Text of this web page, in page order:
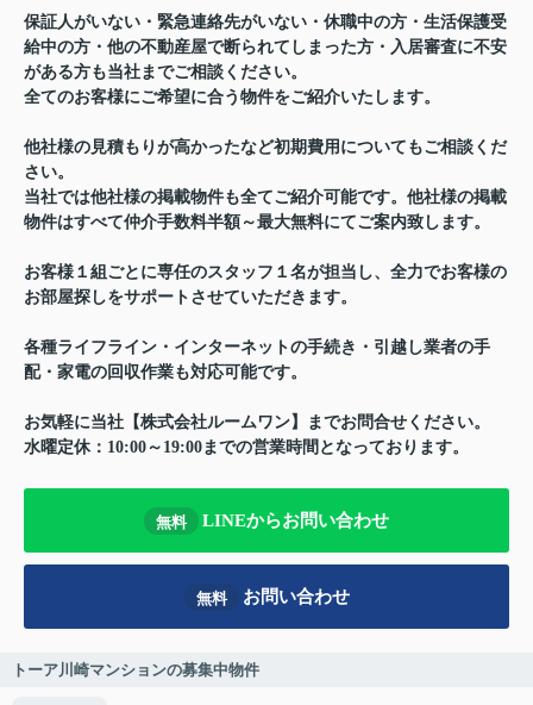
保証人がいない・緊急連絡先がいない・休職中の方・生活保護受
給中の方・他の不動産屋で断られてしまった方・入居審査に不安
がある方も当社までご相談ください。
全てのお客様にご希望に合う物件をご紹介いたします。
他社様の見積もりが高かったなど初期費用についてもご相談くだ
さい。
当社では他社様の掲載物件も全てご紹介可能です。他社様の掲載
物件はすべて仲介手数料半額～最大無料にてご案内致します。
お客様１組ごとに専任のスタッフ１名が担当し、全力でお客様の
お部屋探しをサポートさせていただきます。
各種ライフライン・インターネットの手続き・引越し業者の手
配・家電の回収作業も対応可能です。
お気軽に当社【株式会社ルームワン】までお問合せください。
水曜定休：10:00～19:00までの営業時間となっております。
無料 LINEからお問い合わせ
無料 お問い合わせ
トーア川崎マンションの募集中物件